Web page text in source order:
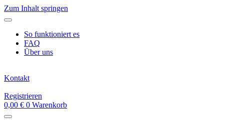
Zum Inhalt springen
So funktioniert es
FAQ
Über uns
Kontakt
Registrieren
0,00 € 0 Warenkorb